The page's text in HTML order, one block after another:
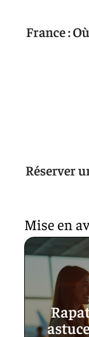
France :
Réserver
Mise en